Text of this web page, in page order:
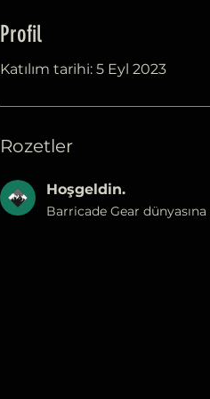
Profil
Katılım tarihi: 5 Eyl 2023
Rozetler
Hoşgeldin.
Barricade Gear